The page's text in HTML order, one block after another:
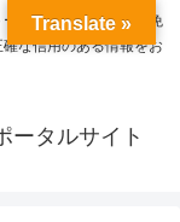
タルサポート。運転免
な信用のある情報をお
ータルサイト
Translate »